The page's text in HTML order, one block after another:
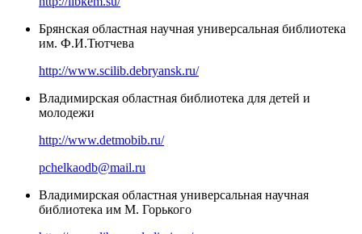
Брянская областная научная универсальная библиотека
им. Ф.И.Тютчева
http://www.scilib.debryansk.ru/
Владимирская областная библиотека для детей и
молодежи
http://www.detmobib.ru/
pchelkaodb@mail.ru
Владимирская областная универсальная научная
библиотека им М. Горького